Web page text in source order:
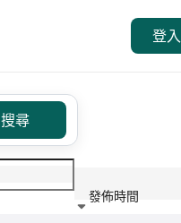
登入
搜尋
發佈時間